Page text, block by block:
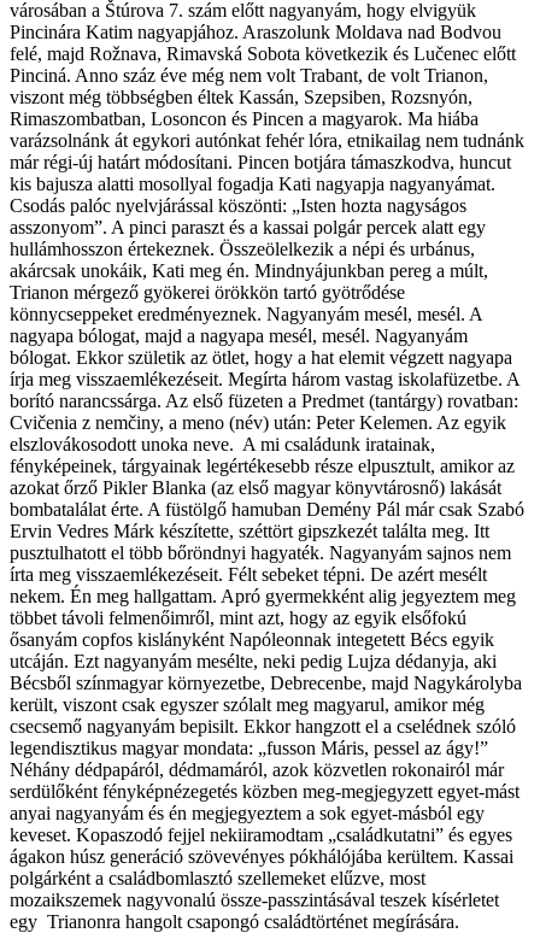
városában a Štúrova 7. szám előtt nagyanyám, hogy elvigyük
Pincinára Katim nagyapjához. Araszolunk Moldava nad Bodvou
felé, majd Rožnava, Rimavská Sobota következik és Lučenec előtt
Pinciná. Anno száz éve még nem volt Trabant, de volt Trianon,
viszont még többségben éltek Kassán, Szepsiben, Rozsnyón,
Rimaszombatban, Losoncon és Pincen a magyarok. Ma hiába
varázsolnánk át egykori autónkat fehér lóra, etnikailag nem tudnánk
már régi-új határt módosítani. Pincen botjára támaszkodva, huncut
kis bajusza alatti mosollyal fogadja Kati nagyapja nagyanyámat.
Csodás palóc nyelvjárással köszönti: „Isten hozta nagyságos
asszonyom”. A pinci paraszt és a kassai polgár percek alatt egy
hullámhosszon értekeznek. Összeölelkezik a népi és urbánus,
akárcsak unokáik, Kati meg én. Mindnyájunkban pereg a múlt,
Trianon mérgező gyökerei örökkön tartó gyötrődése
könnycseppeket eredményeznek. Nagyanyám mesél, mesél. A
nagyapa bólogat, majd a nagyapa mesél, mesél. Nagyanyám
bólogat. Ekkor születik az ötlet, hogy a hat elemit végzett nagyapa
írja meg visszaemlékezéseit. Megírta három vastag iskolafüzetbe. A
borító narancssárga. Az első füzeten a Predmet (tantárgy) rovatban:
Cvičenia z nemčiny, a meno (név) után: Peter Kelemen. Az egyik
elszlovákosodott unoka neve. A mi családunk iratainak,
fényképeinek, tárgyainak legértékesebb része elpusztult, amikor az
azokat őrző Pikler Blanka (az első magyar könyvtárosnő) lakását
bombatalálat érte. A füstölgő hamuban Demény Pál már csak Szabó
Ervin Vedres Márk készítette, széttört gipszkezét találta meg. Itt
pusztulhatott el több bőröndnyi hagyaték. Nagyanyám sajnos nem
írta meg visszaemlékezéseit. Félt sebeket tépni. De azért mesélt
nekem. Én meg hallgattam. Apró gyermekként alig jegyeztem meg
többet távoli felmenőimről, mint azt, hogy az egyik elsőfokú
ősanyám copfos kislányként Napóleonnak integetett Bécs egyik
utcáján. Ezt nagyanyám mesélte, neki pedig Lujza dédanyja, aki
Bécsből színmagyar környezetbe, Debrecenbe, majd Nagykárolyba
került, viszont csak egyszer szólalt meg magyarul, amikor még
csecsemő nagyanyám bepisilt. Ekkor hangzott el a cselédnek szóló
legendisztikus magyar mondata: „fusson Máris, pessel az ágy!”
Néhány dédpapáról, dédmamáról, azok közvetlen rokonairól már
serdülőként fényképnézegetés közben meg-megjegyzett egyet-mást
anyai nagyanyám és én megjegyeztem a sok egyet-másból egy
keveset. Kopaszodó fejjel nekiiramodtam „családkutatni” és egyes
ágakon húsz generáció szövevényes pókhálójába kerültem. Kassai
polgárként a családbomlasztó szellemeket elűzve, most
mozaikszemek nagyvonalú össze-passzintásával teszek kísérletet
egy Trianonra hangolt csapongó családtörténet megírására.